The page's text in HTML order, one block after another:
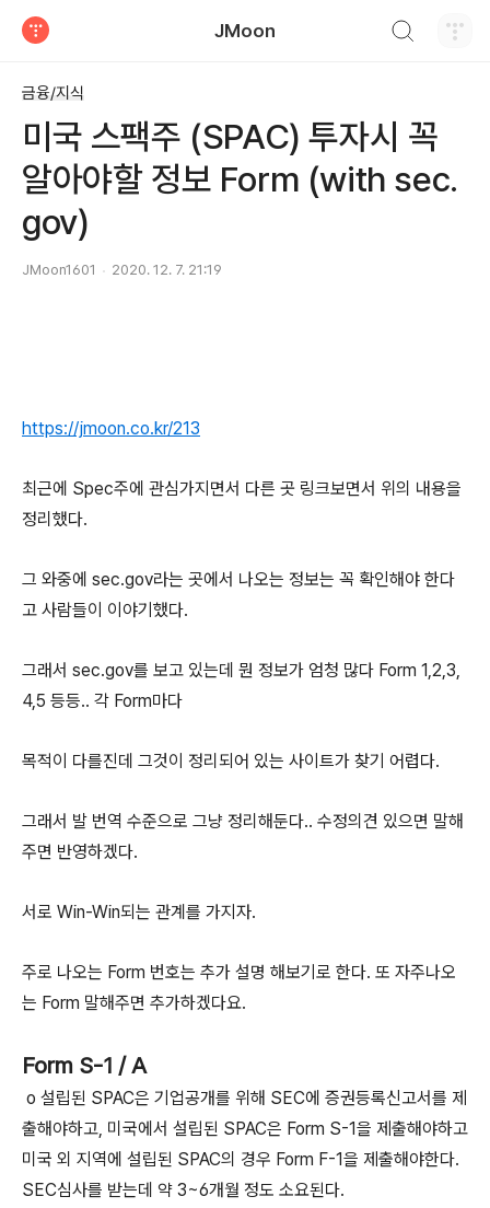
JMoon
금융/지식
미국 스팩주 (SPAC) 투자시 꼭
알아야할 정보 Form (with sec.
gov)
JMoon1601 2020. 12. 7. 21:19
https://jmoon.co.kr/213
최근에 Spec주에 관심가지면서 다른 곳 링크보면서 위의 내용을
정리했다.
그 와중에 sec.gov라는 곳에서 나오는 정보는 꼭 확인해야 한다
고 사람들이 이야기했다.
그래서 sec.gov를 보고 있는데 뭔 정보가 엄청 많다 Form 1,2,3,
4,5 등등.. 각 Form마다
목적이 다를진데 그것이 정리되어 있는 사이트가 찾기 어렵다.
그래서 발 번역 수준으로 그냥 정리해둔다.. 수정의견 있으면 말해
주면 반영하겠다.
서로 Win-Win되는 관계를 가지자.
주로 나오는 Form 번호는 추가 설명 해보기로 한다. 또 자주나오
는 Form 말해주면 추가하겠다요.
Form S-1 / A
o 설립된 SPAC은 기업공개를 위해 SEC에 증권등록신고서를 제
출해야하고, 미국에서 설립된 SPAC은 Form S-1을 제출해야하고
미국 외 지역에 설립된 SPAC의 경우 Form F-1을 제출해야한다.
SEC심사를 받는데 약 3~6개월 정도 소요된다.